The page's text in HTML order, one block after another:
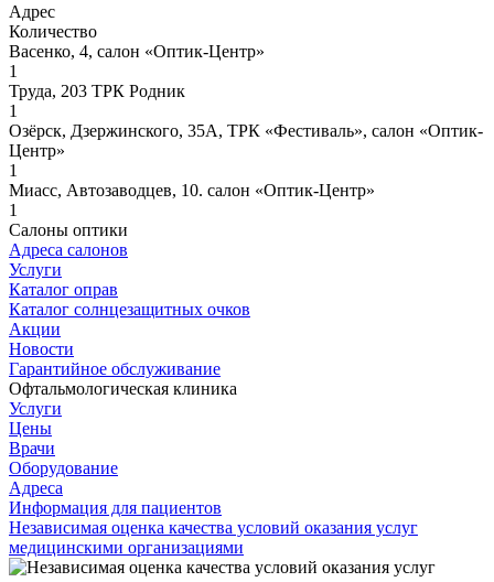
Адрес
Количество
Васенко, 4, салон «Оптик-Центр»
1
Труда, 203 ТРК Родник
1
Озёрск, Дзержинского, 35А, ТРК «Фестиваль», салон «Оптик-
Центр»
1
Миасс, Автозаводцев, 10. салон «Оптик-Центр»
1
Салоны оптики
Адреса салонов
Услуги
Каталог оправ
Каталог солнцезащитных очков
Акции
Новости
Гарантийное обслуживание
Офтальмологическая клиника
Услуги
Цены
Врачи
Оборудование
Адреса
Информация для пациентов
Независимая оценка качества условий оказания услуг
медицинскими организациями